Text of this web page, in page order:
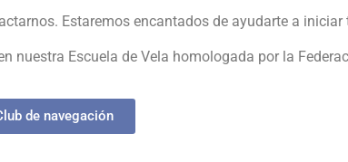
Estaremos encantados de ayudarte a
Escuela de Vela homologada por la
de navegación